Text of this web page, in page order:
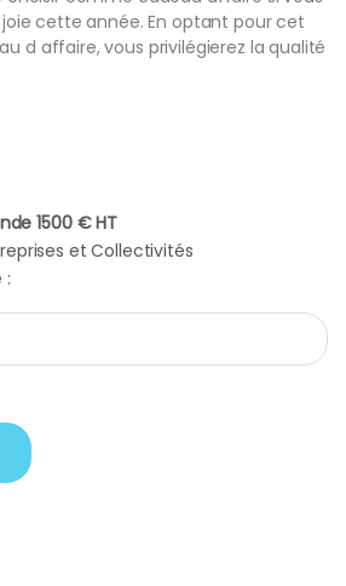
cette année. En optant pour cet
d affaire, vous privilégierez la qualité
1500 € HT
et Collectivités
:
chouchou noir quantity